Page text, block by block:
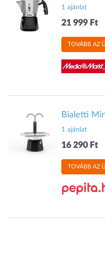
1 ajánlat
21 999 Ft
TOVÁBB AZ
Bialetti
1 ajánlat
16 290 Ft
TOVÁBB AZ